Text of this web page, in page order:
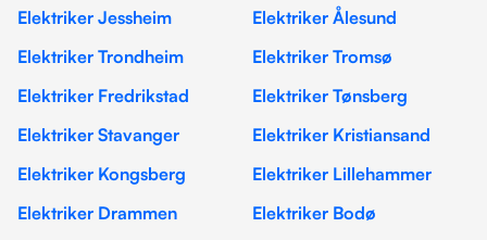
Elektriker Jessheim
Elektriker Ålesund
Elektriker Trondheim
Elektriker Tromsø
Elektriker Fredrikstad
Elektriker Tønsberg
Elektriker Stavanger
Elektriker Kristiansand
Elektriker Kongsberg
Elektriker Lillehammer
Elektriker Drammen
Elektriker Bodø